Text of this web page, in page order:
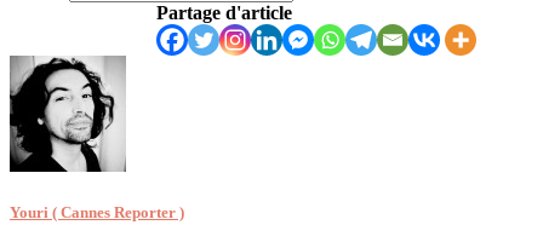
Partage d'article
Youri ( Cannes Reporter )